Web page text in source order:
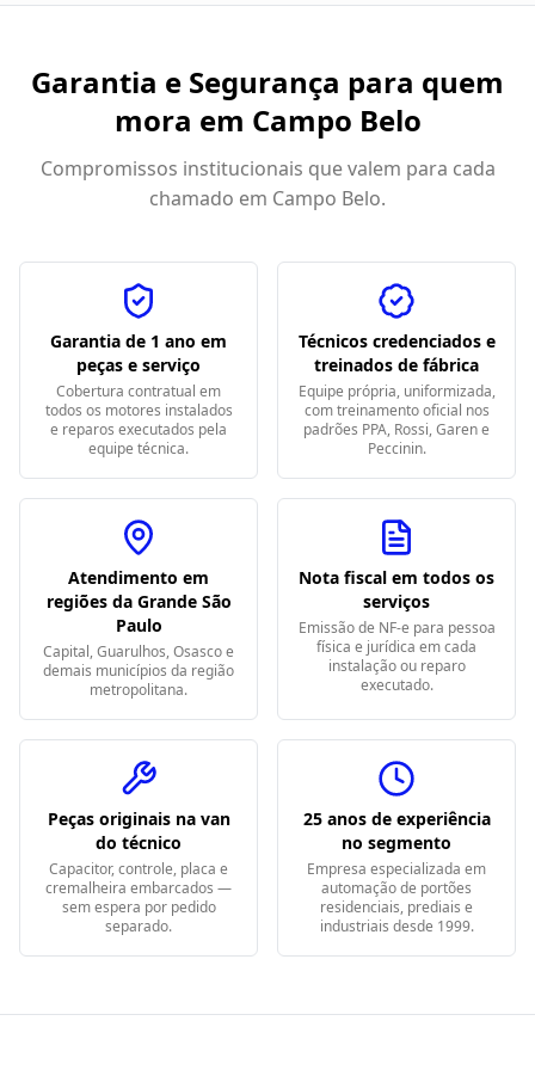
Garantia e Segurança para quem
mora em Campo Belo
Compromissos institucionais que valem para cada
chamado em Campo Belo.
Garantia de 1 ano em
peças e serviço
Cobertura contratual em
todos os motores instalados
e reparos executados pela
equipe técnica.
Técnicos credenciados e
treinados de fábrica
Equipe própria, uniformizada,
com treinamento oficial nos
padrões PPA, Rossi, Garen e
Peccinin.
Atendimento em
regiões da Grande São
Paulo
Capital, Guarulhos, Osasco e
demais municípios da região
metropolitana.
Nota fiscal em todos os
serviços
Emissão de NF-e para pessoa
física e jurídica em cada
instalação ou reparo
executado.
Peças originais na van
do técnico
Capacitor, controle, placa e
cremalheira embarcados —
sem espera por pedido
separado.
25 anos de experiência
no segmento
Empresa especializada em
automação de portões
residenciais, prediais e
industriais desde 1999.